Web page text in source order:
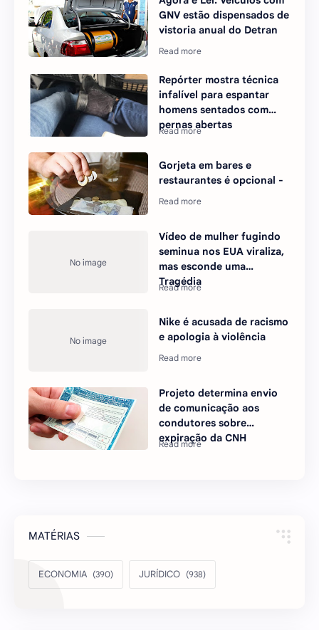
GNV estão dispensados de
vistoria anual do Detran
Repórter mostra técnica
infalível para espantar
homens sentados com
pernas abertas
Gorjeta em bares e
restaurantes é opcional -
Vídeo de mulher fugindo
seminua nos EUA viraliza,
mas esconde uma
Tragédia
Nike é acusada de racismo
e apologia à violência
Projeto determina envio
de comunicação aos
condutores sobre
expiração da CNH
MATÉRIAS
ECONOMIA JURÍDICO